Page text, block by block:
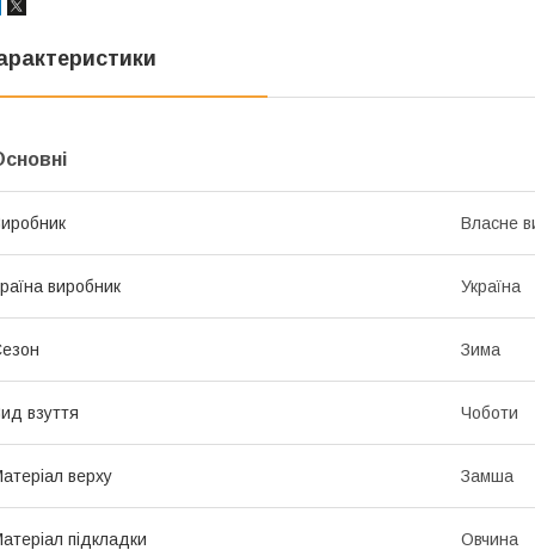
Власне
виробник Україна
Зима
взуття Чоботи
верху Замша
підкладки Овчина